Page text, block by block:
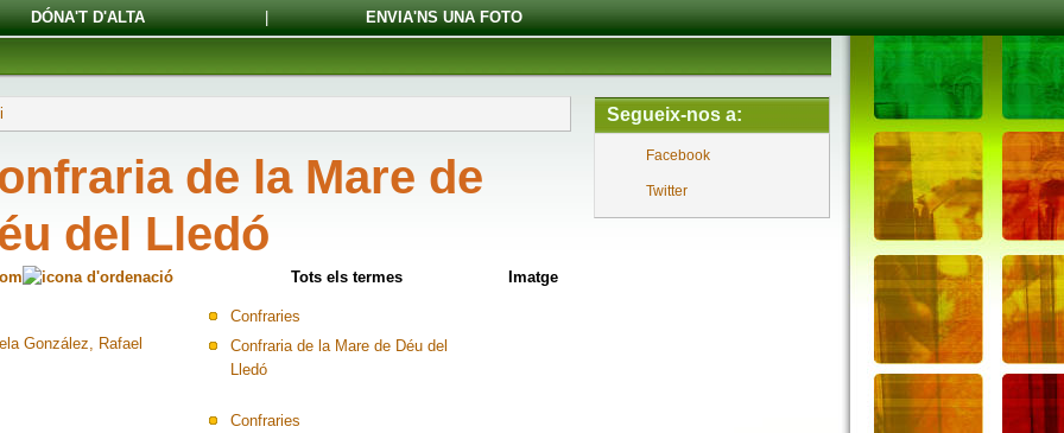
DÓNA'T D'ALTA | ENVIA'NS UNA FOTO
de la Mare de
del Lledó
Tots els termes Imatge
González, Rafael
Confraries
Confraria de la Mare de Déu del
Lledó
Confraries
Segueix-nos a:
Facebook
Twitter